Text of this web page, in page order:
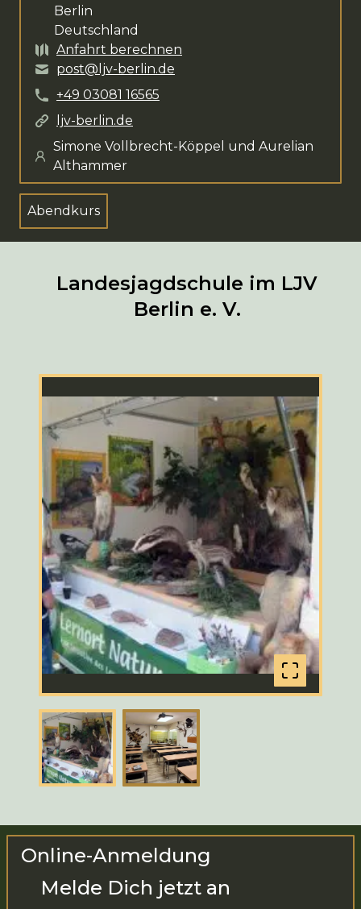
Berlin
Deutschland
Anfahrt berechnen
post@ljv-berlin.de
+49 03081 16565
ljv-berlin.de
Simone Vollbrecht-Köppel und Aurelian
Althammer
Abendkurs
Landesjagdschule im LJV
Berlin e. V.
Online-Anmeldung
Melde Dich jetzt an